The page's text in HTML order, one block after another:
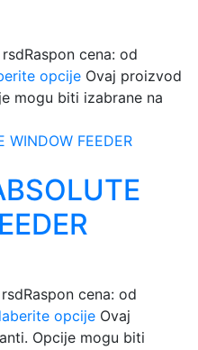
rsdRaspon cena: od
opcije Ovaj proizvod
mogu biti izabrane na
rsdRaspon cena: od
opcije Ovaj
Opcije mogu biti